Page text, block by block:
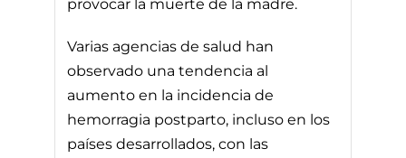
provocar la muerte de la madre.
Varias agencias de salud han
observado una tendencia al
aumento en la incidencia de
hemorragia postparto, incluso en los
países desarrollados, con las